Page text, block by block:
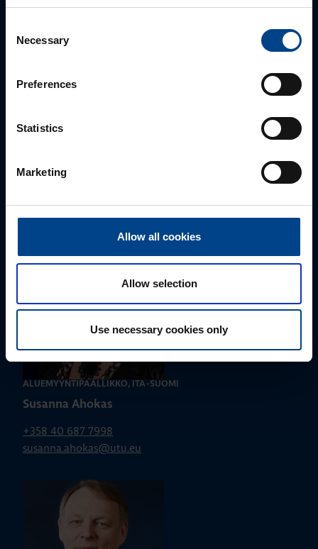
Selection
Necessary
Preferences
Statistics
Marketing
Allow all cookies
Allow selection
Use necessary cookies only
jussi.pernaa@utu.eu
ALUEMYYNTIPÄÄLLIKKÖ, ITÄ-SUOMI
Susanna Ahokas
+358 40 687 7998
susanna.ahokas@utu.eu